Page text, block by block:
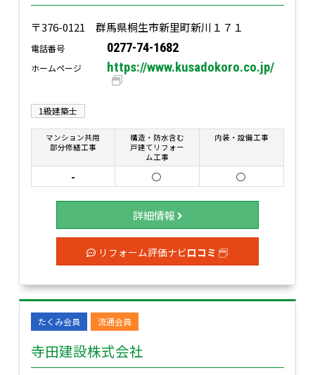
〒376-0121 群馬県桐生市新里町新川１７１
電話番号 0277-74-1682
ホームページ https://www.kusadokoro.co.jp/
1級建築士
マンション共用
部分修繕工事
構造・防水含む
戸建てリフォー
ム工事
内装・設備工事
- ○ ○
詳細情報
リフォーム評価ナビ口コミ
寺田建設株式会社
たくみ会員 流通会員